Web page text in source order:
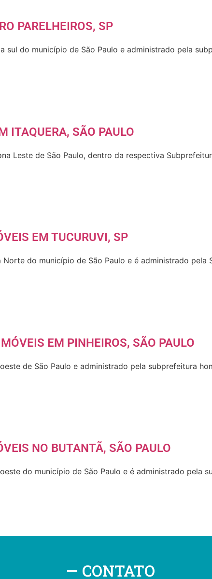
PARELHEIROS, SP
sul do município de São Paulo e administrado pela
ITAQUERA, SÃO PAULO
Leste de São Paulo, dentro da respectiva
EM TUCURUVI, SP
do município de São Paulo e é administrado pela
EM PINHEIROS, SÃO PAULO
de São Paulo e administrado pela subprefeitura
NO BUTANTÃ, SÃO PAULO
do município de São Paulo e é administrado pela
CONTATO